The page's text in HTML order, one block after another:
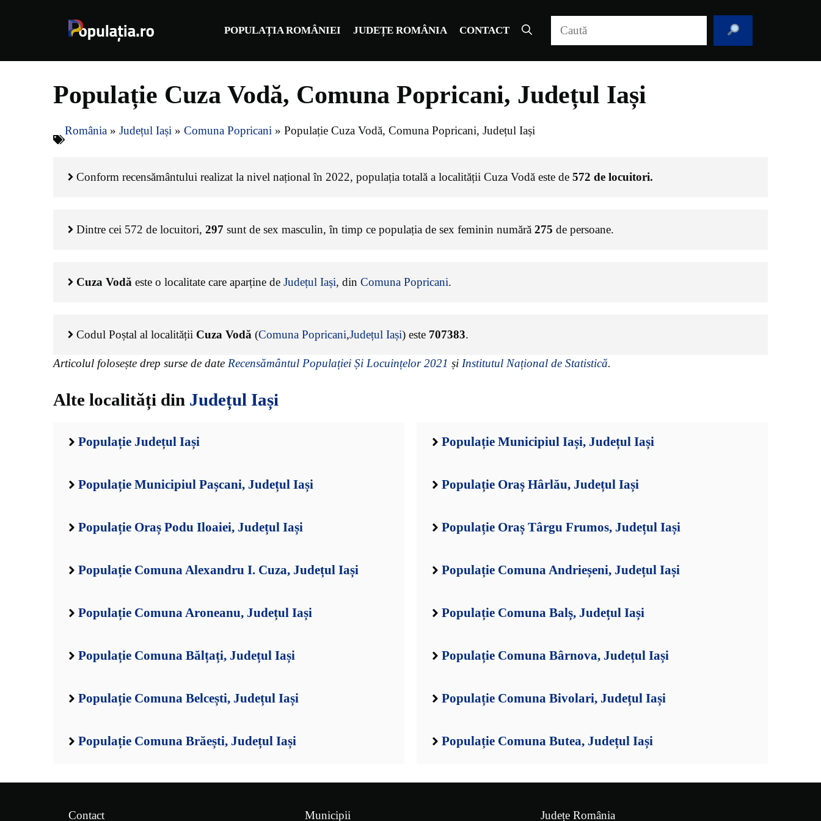
POPULAȚIA ROMÂNIEI JUDEȚE ROMÂNIA CONTACT
Populație Cuza Vodă, Comuna Popricani, Județul Iași
România » Județul Iași » Comuna Popricani » Populație Cuza Vodă, Comuna Popricani, Județul Iași
Conform recensământului realizat la nivel național în 2022, populația totală a localității Cuza Vodă este de 572 de locuitori.
Dintre cei 572 de locuitori, 297 sunt de sex masculin, în timp ce populația de sex feminin numără 275 de persoane.
Cuza Vodă este o localitate care aparține de Județul Iași, din Comuna Popricani.
Codul Poștal al localității Cuza Vodă (Comuna Popricani,Județul Iași) este 707383.
Articolul folosește drep surse de date Recensământul Populației Și Locuințelor 2021 și Institutul Național de Statistică.
Alte localități din Județul Iași
Populație Județul Iași Populație Municipiul Iași, Județul Iași
Populație Municipiul Pașcani, Județul Iași Populație Oraș Hârlău, Județul Iași
Populație Oraș Podu Iloaiei, Județul Iași Populație Oraș Târgu Frumos, Județul Iași
Populație Comuna Alexandru I. Cuza, Județul Iași Populație Comuna Andrieșeni, Județul Iași
Populație Comuna Aroneanu, Județul Iași Populație Comuna Balș, Județul Iași
Populație Comuna Bălțați, Județul Iași Populație Comuna Bârnova, Județul Iași
Populație Comuna Belcești, Județul Iași Populație Comuna Bivolari, Județul Iași
Populație Comuna Brăești, Județul Iași Populație Comuna Butea, Județul Iași
Contact Municipii Județe România